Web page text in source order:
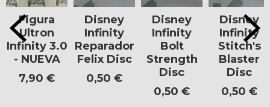
Figura
Ultron
Infinity 3.0
- NUEVA
7,90 €
Disney
Infinity
Reparador
Felix Disc
0,50 €
Disney
Infinity
Bolt
Strength
Disc
0,50 €
Disney
Infinity
Stitch's
Blaster
Disc
0,50 €